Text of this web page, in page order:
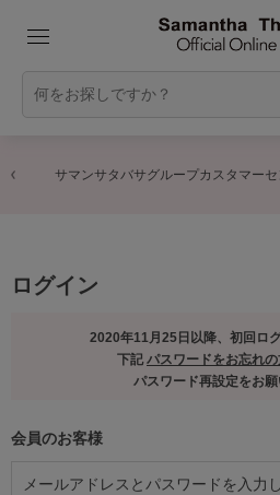
サマンサタバサグループカスタマー
ログイン
2020年11月25日以降、初回ロ
下記パスワードをお忘れ
パスワード再設定をお願
会員のお客様
メールアドレスとパスワードを入力